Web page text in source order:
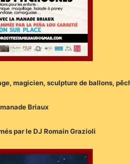
magicien, sculpture de ballons,
Briaux
par le DJ Romain Grazioli